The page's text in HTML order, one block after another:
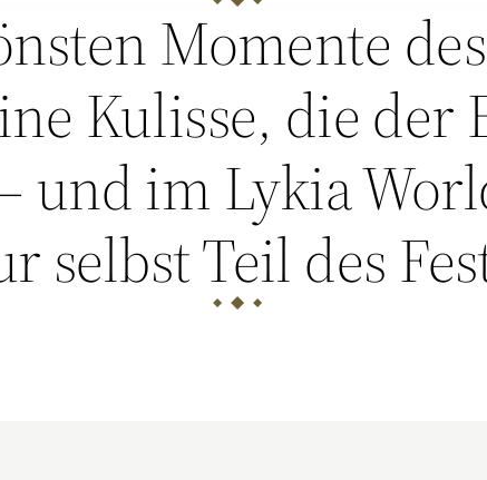
Momente
Kulisse, die der
und im Lykia
selbst Teil des